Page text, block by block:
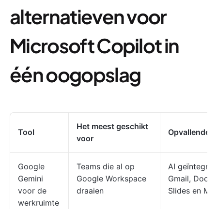
alternatieven voor
Microsoft Copilot in
één oogopslag
Tool
Het meest geschikt
voor
Opvallende
Google
Gemini
voor de
werkruimte
Teams die al op
Google Workspace
draaien
AI
Gmail, Docs,
Slides en